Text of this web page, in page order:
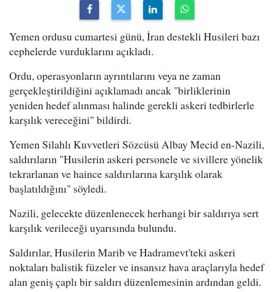
Yemen ordusu cumartesi günü, İran destekli Husileri bazı
cephelerde vurduklarını açıkladı.
Ordu, operasyonların ayrıntılarını veya ne zaman
gerçekleştirildiğini açıklamadı ancak "birliklerinin
yeniden hedef alınması halinde gerekli askeri tedbirlerle
karşılık vereceğini" bildirdi.
Yemen Silahlı Kuvvetleri Sözcüsü Albay Mecid en-Nazili,
saldırıların "Husilerin askeri personele ve sivillere yönelik
tekrarlanan ve haince saldırılarına karşılık olarak
başlatıldığını" söyledi.
Nazili, gelecekte düzenlenecek herhangi bir saldırıya sert
karşılık verileceği uyarısında bulundu.
Saldırılar, Husilerin Marib ve Hadramevt'teki askeri
noktaları balistik füzeler ve insansız hava araçlarıyla hedef
alan geniş çaplı bir saldırı düzenlemesinin ardından geldi.